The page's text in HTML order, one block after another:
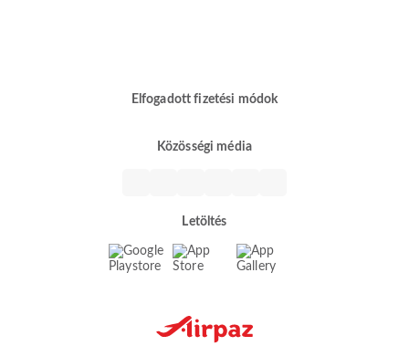
Elfogadott fizetési módok
Közösségi média
Letöltés